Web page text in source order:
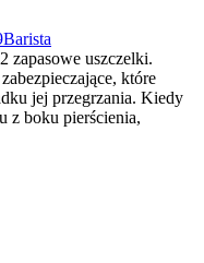
zapasowe uszczelki.
które
jej przegrzania. Kiedy
z boku pierścienia,